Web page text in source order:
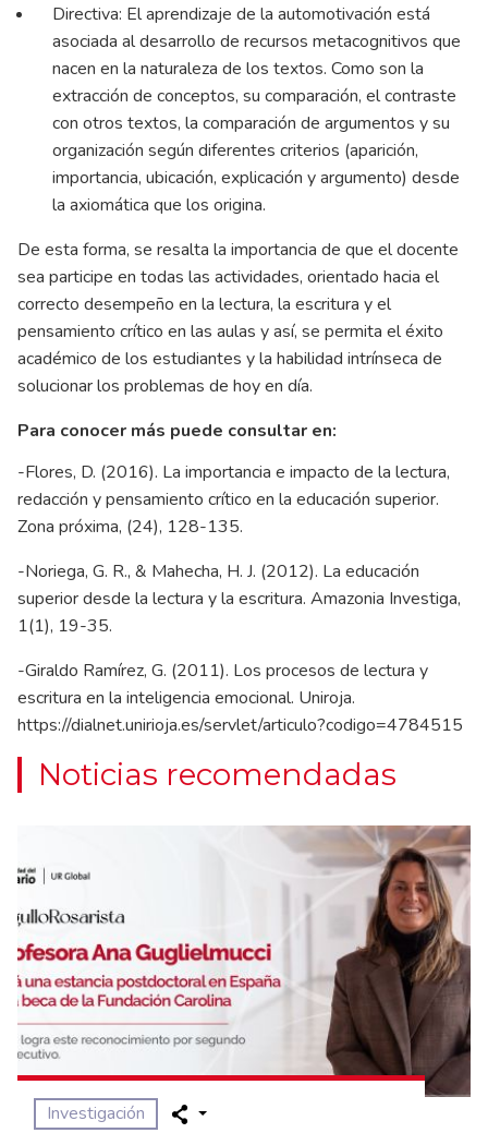
Directiva: El aprendizaje de la automotivación está
asociada al desarrollo de recursos metacognitivos que
nacen en la naturaleza de los textos. Como son la
extracción de conceptos, su comparación, el contraste
con otros textos, la comparación de argumentos y su
organización según diferentes criterios (aparición,
importancia, ubicación, explicación y argumento) desde
la axiomática que los origina.
De esta forma, se resalta la importancia de que el docente
sea participe en todas las actividades, orientado hacia el
correcto desempeño en la lectura, la escritura y el
pensamiento crítico en las aulas y así, se permita el éxito
académico de los estudiantes y la habilidad intrínseca de
solucionar los problemas de hoy en día.
Para conocer más puede consultar en:
-Flores, D. (2016). La importancia e impacto de la lectura,
redacción y pensamiento crítico en la educación superior.
Zona próxima, (24), 128-135.
-Noriega, G. R., & Mahecha, H. J. (2012). La educación
superior desde la lectura y la escritura. Amazonia Investiga,
1(1), 19-35.
-Giraldo Ramírez, G. (2011). Los procesos de lectura y
escritura en la inteligencia emocional. Uniroja.
https://dialnet.unirioja.es/servlet/articulo?codigo=4784515
Noticias recomendadas
Investigación